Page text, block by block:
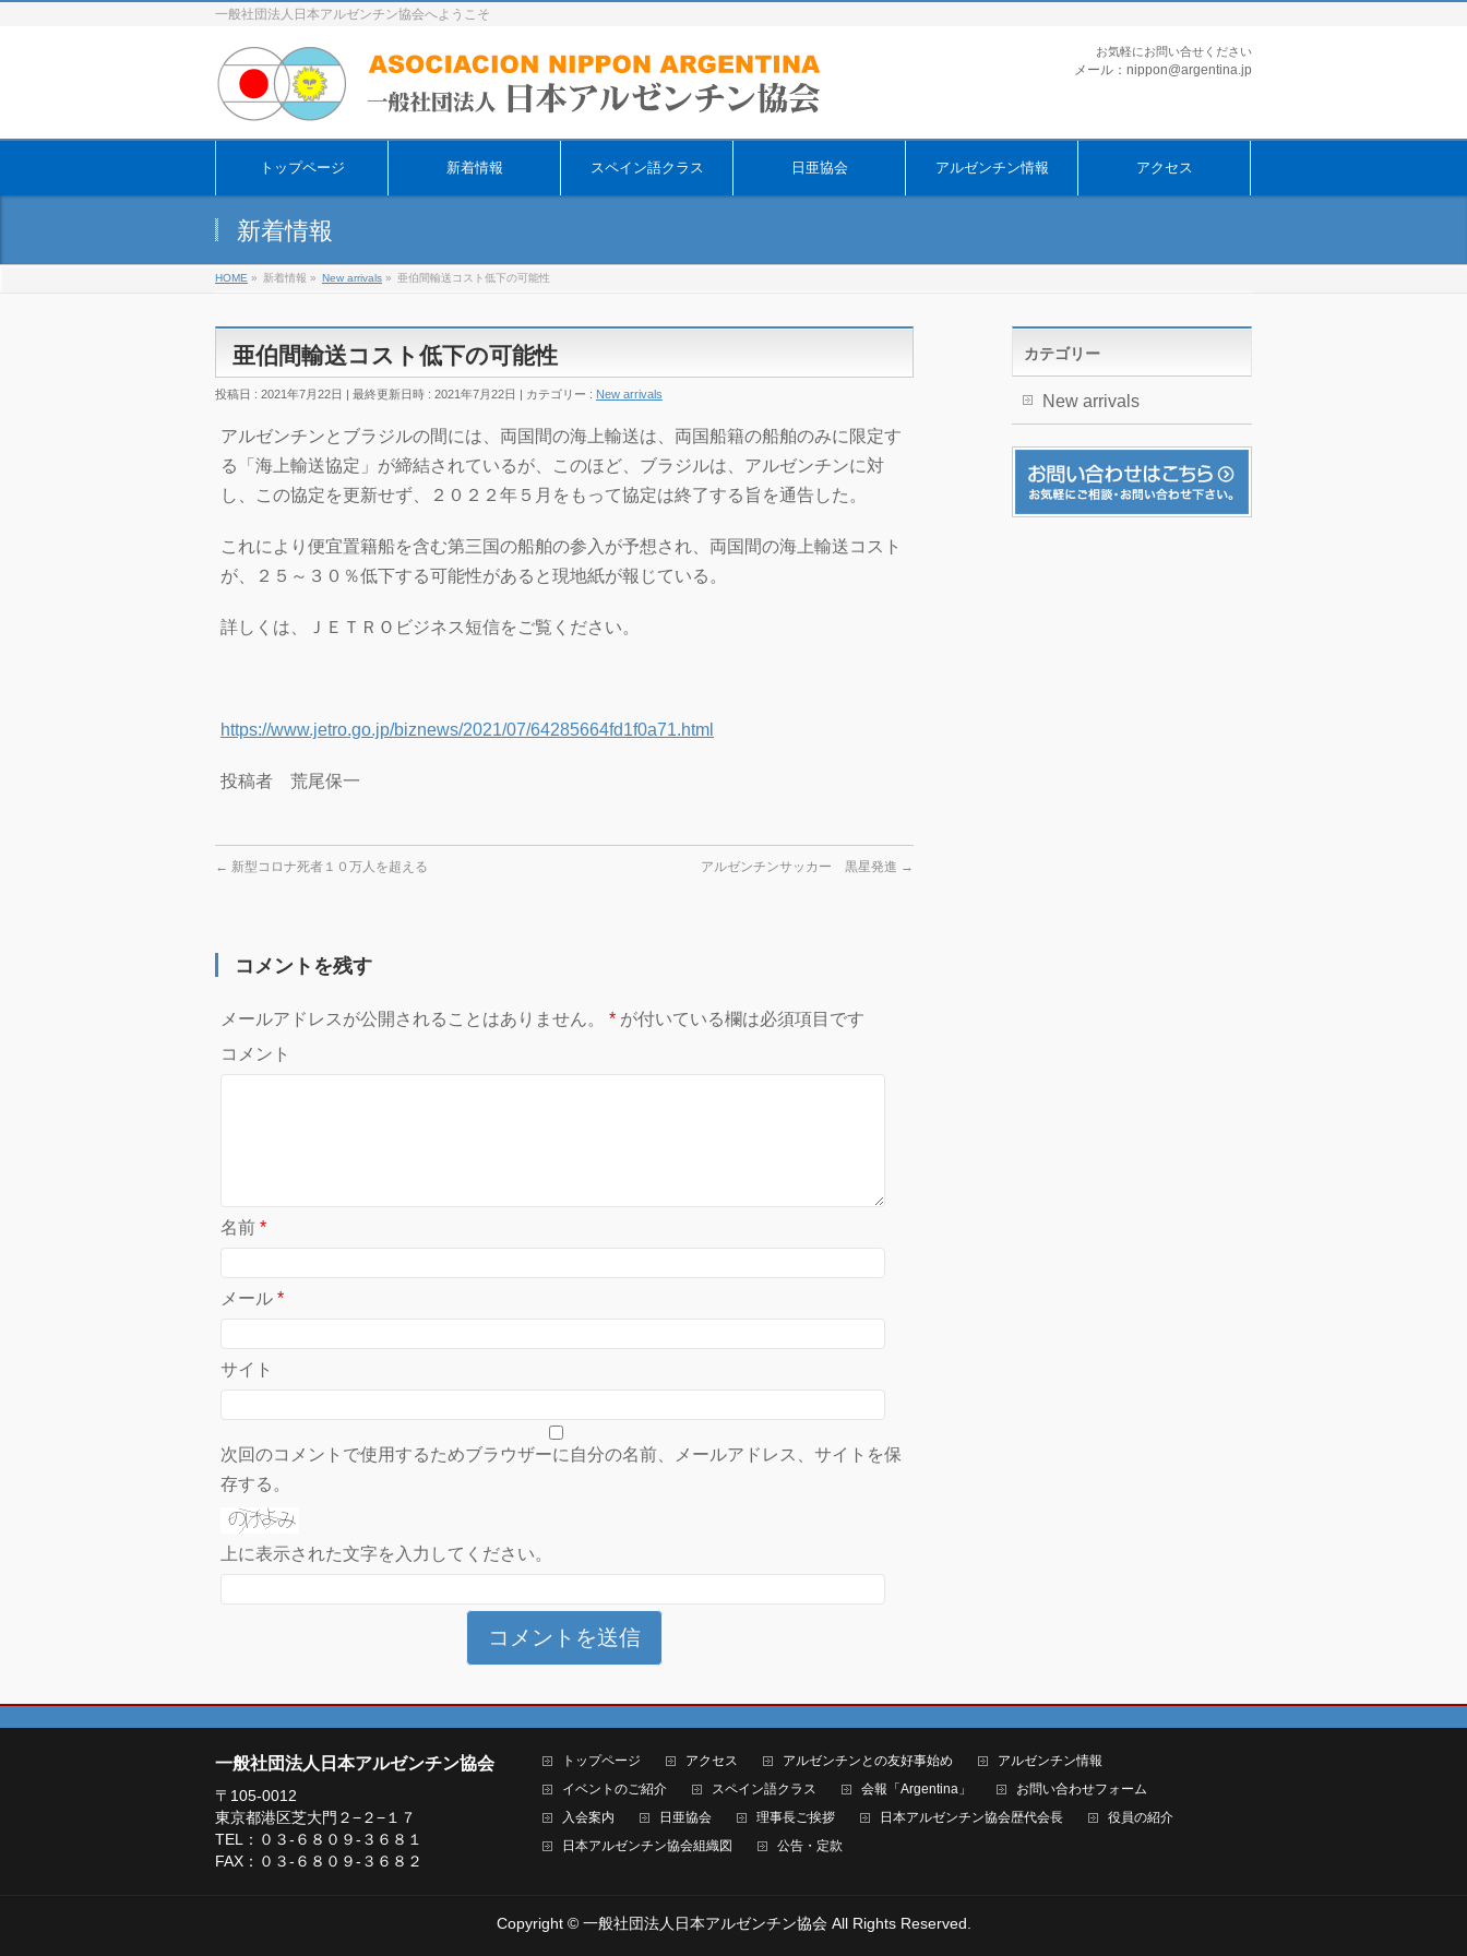
一般社団法人日本アルゼンチン協会へようこそ
お気軽にお問い合せください
メール：nippon@argentina.jp
トップページ 新着情報 スペイン語クラス 日亜協会 アルゼンチン情報 アクセス
新着情報
HOME » 新着情報 » New arrivals » 亜伯間輸送コスト低下の可能性
亜伯間輸送コスト低下の可能性
投稿日 : 2021年7月22日 最終更新日時 : 2021年7月22日 カテゴリー : New arrivals
アルゼンチンとブラジルの間には、両国間の海上輸送は、両国船籍の船舶のみに限定す
る「海上輸送協定」が締結されているが、このほど、ブラジルは、アルゼンチンに対
し、この協定を更新せず、２０２２年５月をもって協定は終了する旨を通告した。
これにより便宜置籍船を含む第三国の船舶の参入が予想され、両国間の海上輸送コスト
が、２５～３０％低下する可能性があると現地紙が報じている。
詳しくは、ＪＥＴＲＯビジネス短信をご覧ください。
https://www.jetro.go.jp/biznews/2021/07/64285664fd1f0a71.html
投稿者 荒尾保一
← 新型コロナ死者１０万人を超える アルゼンチンサッカー 黒星発進 →
コメントを残す
メールアドレスが公開されることはありません。 * が付いている欄は必須項目です
コメント
名前 *
メール *
サイト
次回のコメントで使用するためブラウザーに自分の名前、メールアドレス、サイトを保
存する。
上に表示された文字を入力してください。
カテゴリー
New arrivals
一般社団法人日本アルゼンチン協会
〒105-0012
東京都港区芝大門２−２−１７
TEL：０３-６８０９-３６８１
FAX：０３-６８０９-３６８２
トップページ アクセス アルゼンチンとの友好事始め
アルゼンチン情報
イベントのご紹介
スペイン語クラス 会報「Argentina」
お問い合わせフォーム
入会案内
日亜協会 理事長ご挨拶 日本アルゼンチン協会歴代会長
役員の紹介
日本アルゼンチン協会組織図
公告・定款
Copyright © 一般社団法人日本アルゼンチン協会All Rights Reserved.